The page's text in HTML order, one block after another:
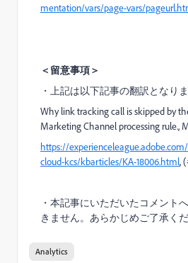
mentation/vars/page-vars/
＜留意事項＞
・上記は以下記事の翻訳となりま
Why link tracking call is skipped by
Marketing Channel processing rule.,
https://
cloud-kcs/kbarticles/KA-18006.html,
・ 本記事にいただいたコメント
きません。あらかじめご了承くだ
Analytics